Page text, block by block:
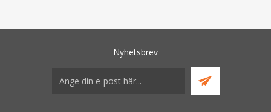
Nyhetsbrev